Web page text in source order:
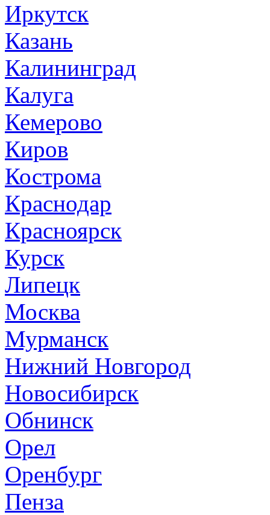
Иркутск
Казань
Калининград
Калуга
Кемерово
Киров
Кострома
Краснодар
Красноярск
Курск
Липецк
Москва
Мурманск
Нижний Новгород
Новосибирск
Обнинск
Орел
Оренбург
Пенза